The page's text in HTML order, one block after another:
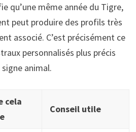
qu’une même année du Tigre,
peut produire des profils très
associé. C’est précisément ce
personnalisés plus précis
animal.
cela
Conseil utile